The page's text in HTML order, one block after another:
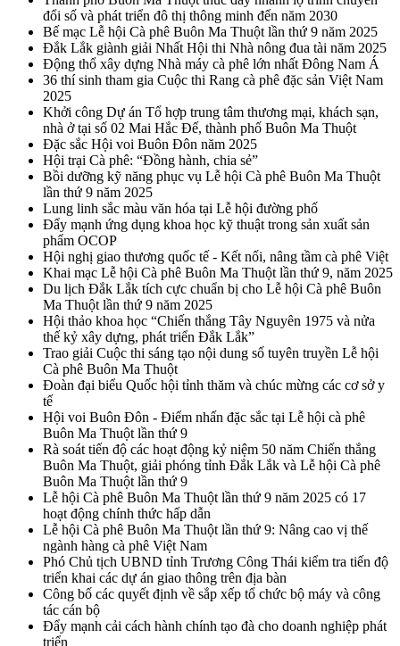
đổi số và phát triển đô thị thông minh đến năm 2030
Bế mạc Lễ hội Cà phê Buôn Ma Thuột lần thứ 9 năm 2025
Đắk Lắk giành giải Nhất Hội thi Nhà nông đua tài năm 2025
Động thổ xây dựng Nhà máy cà phê lớn nhất Đông Nam Á
36 thí sinh tham gia Cuộc thi Rang cà phê đặc sản Việt Nam
2025
Khởi công Dự án Tổ hợp trung tâm thương mại, khách sạn,
nhà ở tại số 02 Mai Hắc Đế, thành phố Buôn Ma Thuột
Đặc sắc Hội voi Buôn Đôn năm 2025
Hội trại Cà phê: “Đồng hành, chia sẻ”
Bồi dưỡng kỹ năng phục vụ Lễ hội Cà phê Buôn Ma Thuột
lần thứ 9 năm 2025
Lung linh sắc màu văn hóa tại Lễ hội đường phố
Đẩy mạnh ứng dụng khoa học kỹ thuật trong sản xuất sản
phẩm OCOP
Hội nghị giao thương quốc tế - Kết nối, nâng tầm cà phê Việt
Khai mạc Lễ hội Cà phê Buôn Ma Thuột lần thứ 9, năm 2025
Du lịch Đắk Lắk tích cực chuẩn bị cho Lễ hội Cà phê Buôn
Ma Thuột lần thứ 9 năm 2025
Hội thảo khoa học “Chiến thắng Tây Nguyên 1975 và nửa
thế kỷ xây dựng, phát triển Đắk Lắk”
Trao giải Cuộc thi sáng tạo nội dung số tuyên truyền Lễ hội
Cà phê Buôn Ma Thuột
Đoàn đại biểu Quốc hội tỉnh thăm và chúc mừng các cơ sở y
tế
Hội voi Buôn Đôn - Điểm nhấn đặc sắc tại Lễ hội cà phê
Buôn Ma Thuột lần thứ 9
Rà soát tiến độ các hoạt động kỷ niệm 50 năm Chiến thắng
Buôn Ma Thuột, giải phóng tỉnh Đắk Lắk và Lễ hội Cà phê
Buôn Ma Thuột lần thứ 9
Lễ hội Cà phê Buôn Ma Thuột lần thứ 9 năm 2025 có 17
hoạt động chính thức hấp dẫn
Lễ hội Cà phê Buôn Ma Thuột lần thứ 9: Nâng cao vị thế
ngành hàng cà phê Việt Nam
Phó Chủ tịch UBND tỉnh Trương Công Thái kiểm tra tiến độ
triển khai các dự án giao thông trên địa bàn
Công bố các quyết định về sắp xếp tổ chức bộ máy và công
tác cán bộ
Đẩy mạnh cải cách hành chính tạo đà cho doanh nghiệp phát
triển